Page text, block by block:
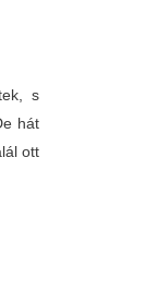
s
hát
ott